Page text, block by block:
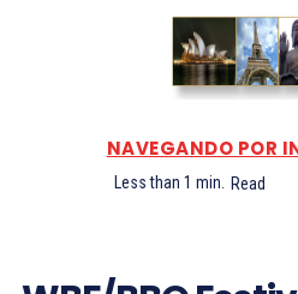
NAVEGANDO POR
Less than 1 min. Read